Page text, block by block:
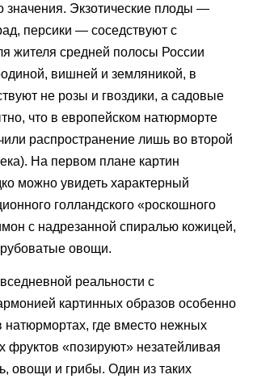
значения. Экзотические плоды —
персики — соседствуют с
жителя средней полосы России
вишней и земляникой, в
не розы и гвоздики, а садовые
что в европейском натюрморте
распространение лишь во второй
На первом плане картин
можно увидеть характерный
голландского «роскошного
с надрезанной спиралью кожицей,
овощи.
реальности с
картинных образов особенно
натюрмортах, где вместо нежных
фруктов «позируют» незатейливая
овощи и грибы. Один из таких